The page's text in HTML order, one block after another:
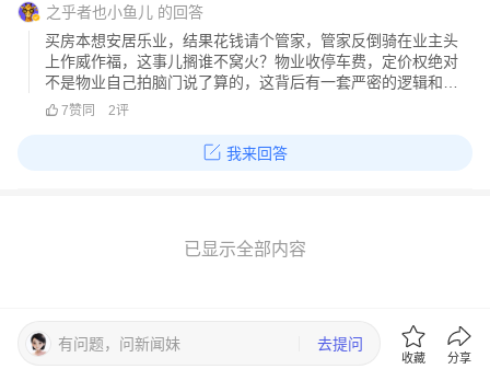
业想收钱就临时涨价。这次4元/
之乎者也小鱼儿 的回答
买房本想安居乐业，结果花钱请个管家，管家反倒骑在业主头
上作威作福，这事儿搁谁不窝火？物业收停车费，定价权绝对
不是物业自己拍脑门说了算的，这背后有一套严密的逻辑和法
律底线。新闻的视频里，年长业主只是质疑收费突兀拿不出审
还反复辱骂业主是拦路狗，言语刻
7赞同 2评
我来回答
已显示全部内容
有问题，问新闻妹 去提问
收藏 分享